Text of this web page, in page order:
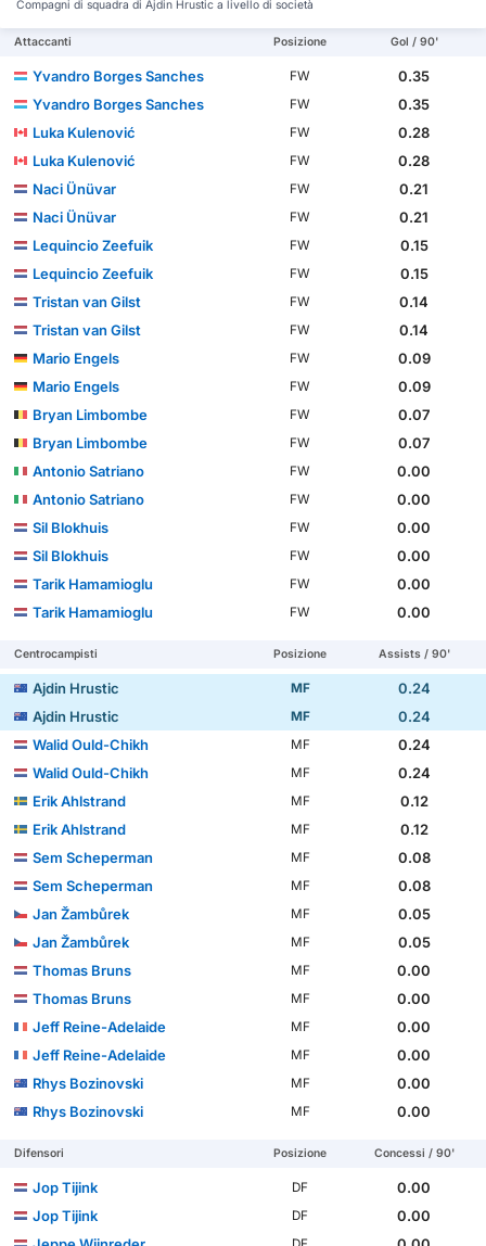
Compagni di squadra di Ajdin Hrustic a livello di società
Attaccanti Posizione Gol / 90'
Yvandro Borges Sanches FW
0.35
Yvandro Borges Sanches
FW
0.35
Luka Kulenović
FW
0.28
Luka Kulenović
FW
0.28
Naci Ünüvar
FW
0.21
Naci Ünüvar
FW
0.21
Lequincio Zeefuik
FW
0.15
Lequincio Zeefuik
FW
0.15
Tristan van Gilst
FW
0.14
Tristan van Gilst
FW
0.14
Mario Engels
FW
0.09
Mario Engels
FW
0.09
Bryan Limbombe
FW
0.07
Bryan Limbombe
FW
0.07
Antonio Satriano
FW
0.00
Antonio Satriano
FW
0.00
Sil Blokhuis
FW
0.00
Sil Blokhuis
FW
0.00
Tarik Hamamioglu
FW
0.00
Tarik Hamamioglu
FW 0.00
Centrocampisti Posizione Assists / 90'
Ajdin Hrustic MF
0.24
Ajdin Hrustic
MF
0.24
Walid Ould-Chikh
MF
0.24
Walid Ould-Chikh
MF
0.24
Erik Ahlstrand
MF
0.12
Erik Ahlstrand
MF
0.12
Sem Scheperman
MF
0.08
Sem Scheperman
MF
0.08
Jan Žambůrek
MF
0.05
Jan Žambůrek
MF
0.05
Thomas Bruns
MF
0.00
Thomas Bruns
MF
0.00
Jeff Reine-Adelaide
MF
0.00
Jeff Reine-Adelaide
MF
0.00
Rhys Bozinovski
MF
0.00
Rhys Bozinovski
MF 0.00
Difensori Posizione Concessi / 90'
Jop Tijink DF
0.00
Jop Tijink
DF
0.00